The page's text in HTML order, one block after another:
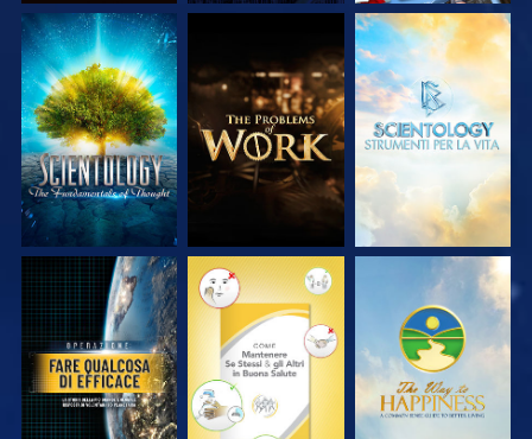
ESPLORA LE
SERIE
ESPLORA LE
SERIE
ESPLORA LE
SERIE
GUARDA GUARDA GUARDA